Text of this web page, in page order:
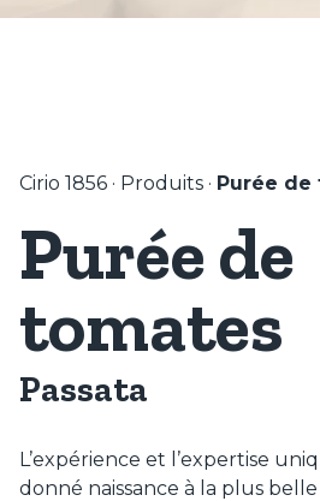
Cirio 1856 · Produits · Purée de
Purée de
tomates
Passata
L’expérience et l’expertise
donné naissance à la plus